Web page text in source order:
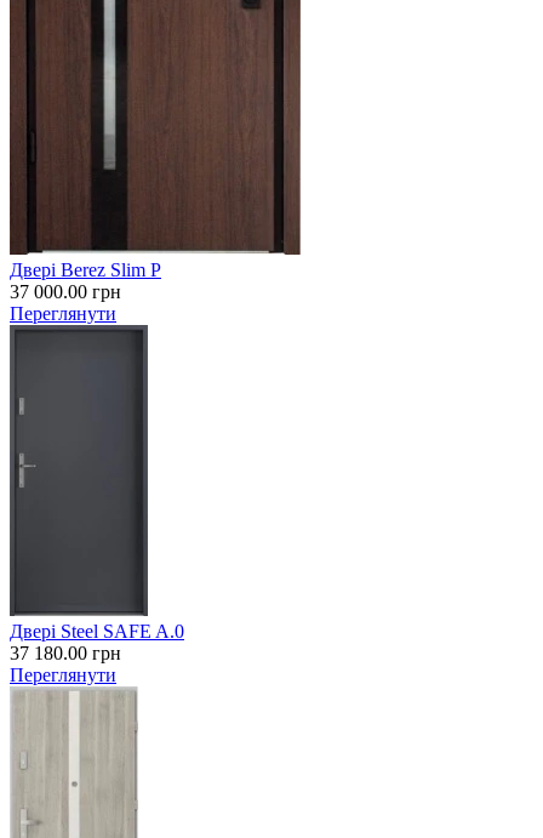
Двері Berez Slim P
37 000.00 грн
Переглянути
Двері Steel SAFE A.0
37 180.00 грн
Переглянути